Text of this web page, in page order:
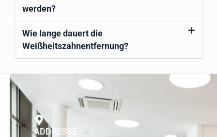
werden?
Wie lange dauert die
Weißheitszahnentfernung?
ADDRESSE